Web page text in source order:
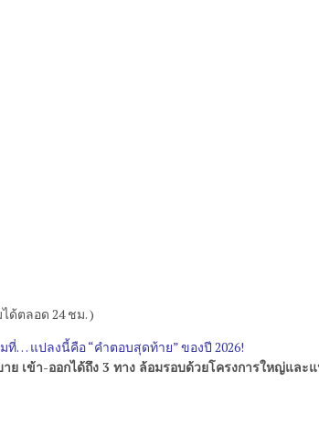
ด้ตลอด 24 ชม. )
… แปลงนี้คือ “คำตอบสุดท้าย” ของปี 2026!
เข้า-ออกได้ถึง 3 ทาง ล้อมรอบด้วยโครงการใหญ่และ